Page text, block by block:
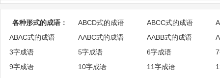
各种形式的成语 ： ABCD式的成语 ABCC式的成语
ABAC式的成语
AABC式的成语 AABB式的成语
3字成语
5字成语 6字成语
9字成语
10字成语 11字成语